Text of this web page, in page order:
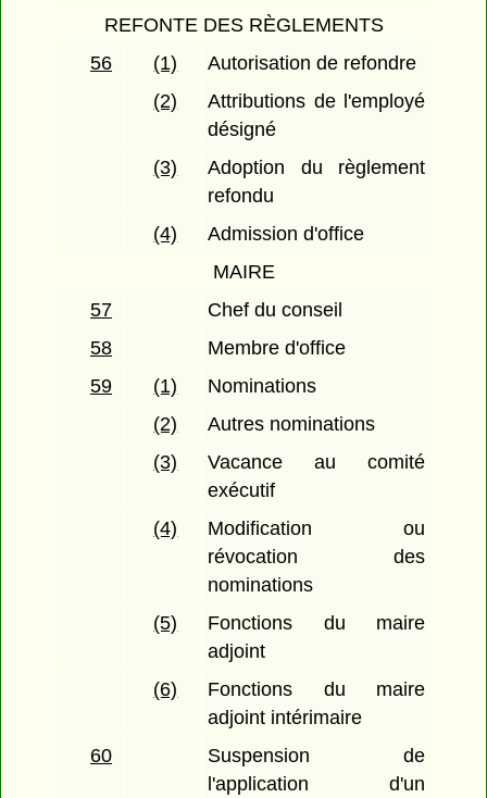
REFONTE DES RÈGLEMENTS
56
(1)
Autorisation de refondre
(2)
Attributions de l'employé
désigné
(3)
Adoption du règlement
refondu
(4)
Admission d'office
MAIRE
57
Chef du conseil
58
Membre d'office
59
(1)
Nominations
(2)
Autres nominations
(3)
Vacance au comité
exécutif
(4)
Modification ou
révocation des
nominations
(5)
Fonctions du maire
adjoint
(6)
Fonctions du maire
adjoint intérimaire
60
Suspension de
l'application d'un